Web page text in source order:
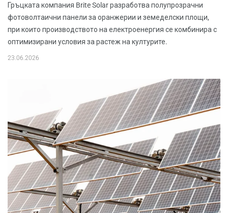
Гръцката компания Brite Solar разработва полупрозрачни
фотоволтаични панели за оранжерии и земеделски площи,
при които производството на електроенергия се комбинира с
оптимизирани условия за растеж на културите.
23.06.2026